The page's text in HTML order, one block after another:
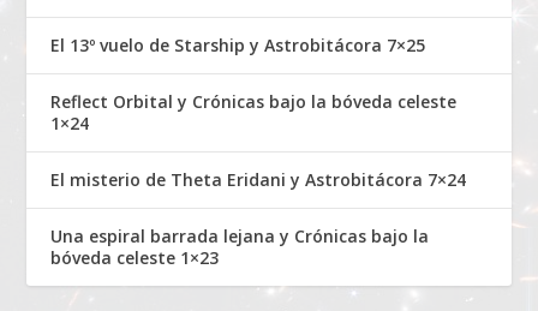
El 13º vuelo de Starship y Astrobitácora 7×25
Reflect Orbital y Crónicas bajo la bóveda celeste
1×24
El misterio de Theta Eridani y Astrobitácora 7×24
Una espiral barrada lejana y Crónicas bajo la
bóveda celeste 1×23